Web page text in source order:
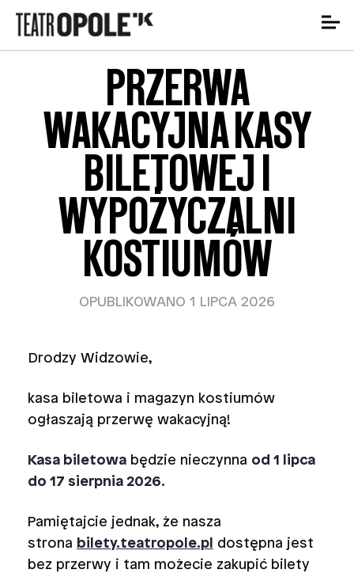
PRZERWA
WAKACYJNA KASY
BILETOWEJ I
WYPOŻYCZALNI
KOSTIUMÓW
OPUBLIKOWANO 1 LIPCA 2026
Drodzy Widzowie,
kasa biletowa i magazyn kostiumów
ogłaszają przerwę wakacyjną!
Kasa biletowa będzie nieczynna od 1 lipca
do 17 sierpnia 2026.
Pamiętajcie jednak, że nasza
strona bilety.teatropole.pl dostępna jest
bez przerwy i tam możecie zakupić bilety